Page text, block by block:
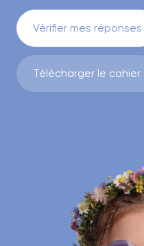
Vérifier mes réponses
Télécharger le cahier